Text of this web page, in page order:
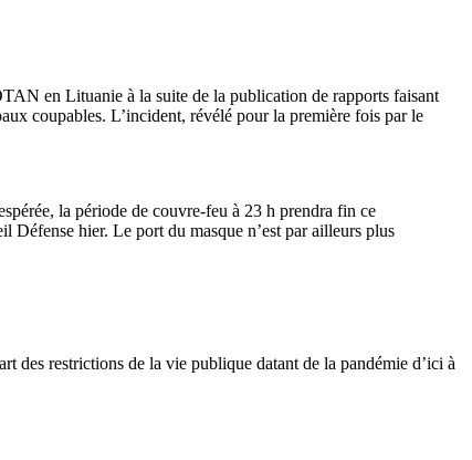
en Lituanie à la suite de la publication de rapports faisant
coupables. L’incident, révélé pour la première fois par le
la période de couvre-feu à 23 h prendra fin ce
Défense hier. Le port du masque n’est par ailleurs plus
des restrictions de la vie publique datant de la pandémie d’ici à